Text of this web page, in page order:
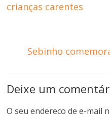
crianças carentes
Sebinho
Deixe um
O seu endereço de e-mail